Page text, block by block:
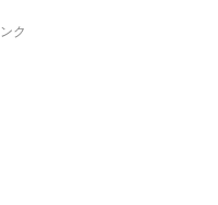
ク